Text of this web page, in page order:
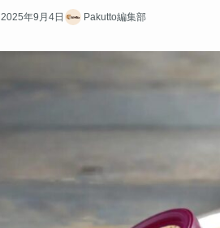
2025年9月4日 Pakutto編集部